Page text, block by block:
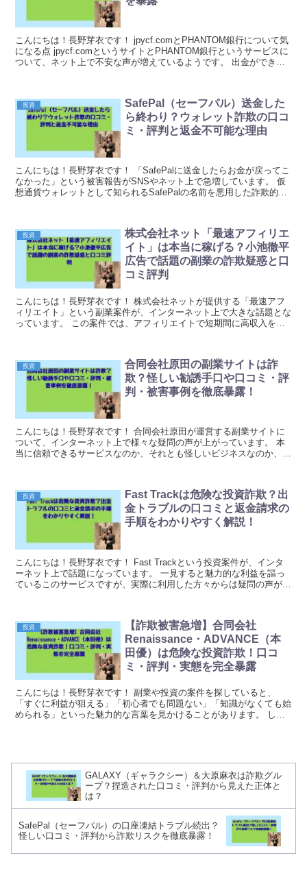
こんにちは！長野芽衣です！ jpycf.comとPHANTOM銀行について気
になる点 jpycf.comというサイトとPHANTOM銀行というサービスに
ついて、ネット上で不安な声が増えているようです。 出金ができな
投資
SafePal（セーフパル）送金した
ら終わり？ウォレット詐欺の口コ
ミ・評判と返金不可能な理由
こんにちは！長野芽衣です！ 「SafePalに送金したらお金が戻ってこ
なかった」という被害報告がSNSやネット上で急増しています。 仮
想通貨ウォレットとして知られるSafePalの名前を悪用した詐欺的な
投資
株式会社ネット「最速アフィリエ
イト」は本当に稼げる？小池徹平
広告で話題の副業の詐欺疑惑と口
コミ評判
こんにちは！長野芽衣です！ 株式会社ネットが提供する「最速アフ
ィリエイト」という副業案件が、インターネット上で大きな話題とな
っています。 この案件では、アフィリエイトで短期間に高収入を得
投資
合同会社原田の副業サイトは詐
欺？怪しい勧誘手口や口コミ・評
判・被害事例を徹底暴露！
こんにちは！長野芽衣です！ 合同会社原田が運営する副業サイトに
ついて、インターネット上で様々な疑問の声が上がっています。 本
当に信頼できるサービスなのか、それとも怪しいビジネスなのか、詳
投資
Fast Trackは危険な投資詐欺？出
金トラブルの口コミと返金請求の
手順をわかりやすく解説！
こんにちは！長野芽衣です！ Fast Trackという投資案件が、インタ
ーネット上で話題になっています。 一見すると魅力的な利益を謳っ
ているこのサービスですが、実際に利用した方々からは疑問の声が多
投資
【詐欺被害急増】合同会社
Renaissance・ADVANCE（本
田優）は危険な投資詐欺！口コ
ミ・評判・実態を完全暴露
こんにちは！長野芽衣です！ 副業や投資の案件を探していると、
「すぐに利益が狙える」「初心者でも問題ない」「知識がなくても始
められる」といった魅力的な言葉を見かけることがあります。 しか
GALAXY（ギャラクシー）＆大原麻衣は詐欺グル
ープ？捏造された口コミ・評判から見えた正体と
は？
SafePal（セーフパル）の口座凍結トラブル続出？
怪しい口コミ・評判から詐欺リスクを徹底暴露！